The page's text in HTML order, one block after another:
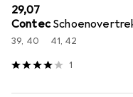
EUR
29,07
Contec
39, 40 41, 42
1